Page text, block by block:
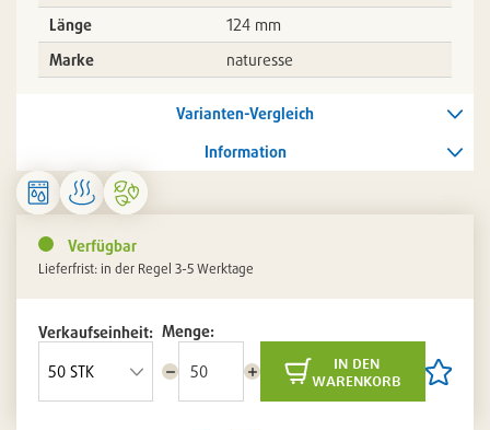
Länge
124 mm
Marke
naturesse
Varianten-Vergleich
Information
Verfügbar
Lieferfrist: in der Regel 3-5 Werktage
Verkaufseinheit: Menge:
Menge
Menge
in den
warenkorb
Artikel